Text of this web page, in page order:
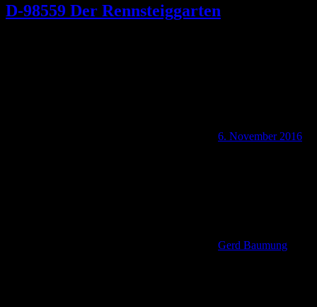
D-98559 Der Rennsteiggarten
6. November 2016
Gerd Baumung